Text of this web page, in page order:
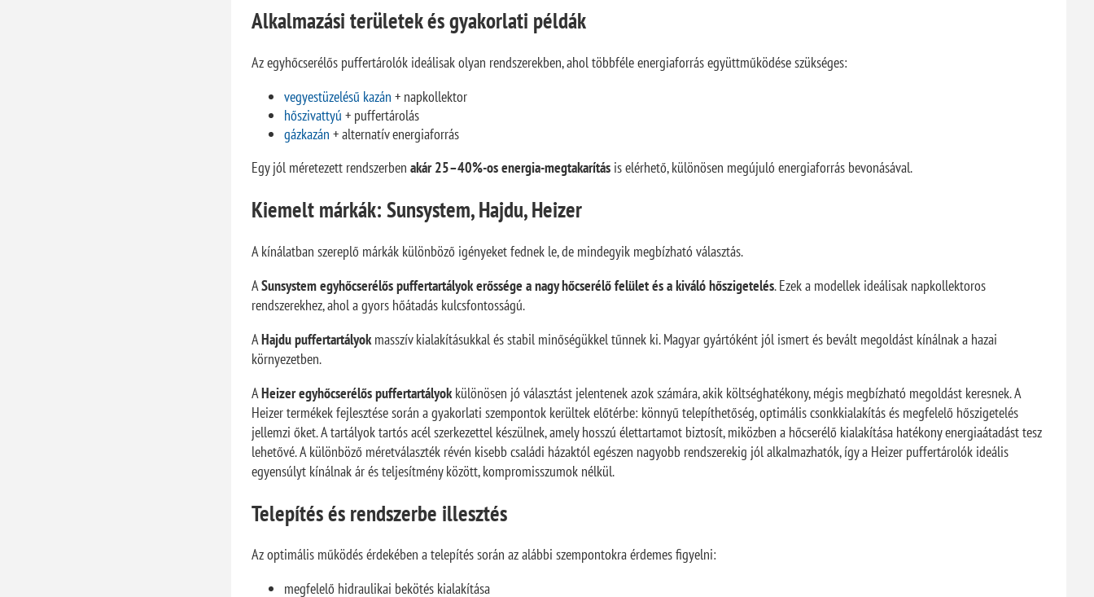
Alkalmazási területek és gyakorlati példák
Az egyhőcserélős puffertárolók ideálisak olyan rendszerekben, ahol többféle energiaforrás együttműködése szükséges:
vegyestüzelésű kazán + napkollektor
hőszivattyú + puffertárolás
gázkazán + alternatív energiaforrás
Egy jól méretezett rendszerben akár 25–40%-os energia-megtakarításis elérhető, különösen megújuló energiaforrás bevonásával.
Kiemelt márkák: Sunsystem, Hajdu, Heizer
A kínálatban szereplő márkák különböző igényeket fednek le, de mindegyik megbízható választás.
ASunsystem egyhőcserélős puffertartályok erőssége a nagy hőcserélő felület és a kiváló hőszigetelés. Ezek a modellek ideálisak napkollektoros
rendszerekhez, ahol a gyors hőátadás kulcsfontosságú.
AHajdu puffertartályokmasszív kialakításukkal és stabil minőségükkel tűnnek ki. Magyar gyártóként jól ismert és bevált megoldást kínálnak a hazai
környezetben.
AHeizer egyhőcserélős puffertartályokkülönösen jó választást jelentenek azok számára, akik költséghatékony, mégis megbízható megoldást keresnek. A
Heizer termékek fejlesztése során a gyakorlati szempontok kerültek előtérbe: könnyű telepíthetőség, optimális csonkkialakítás és megfelelő hőszigetelés
jellemzi őket. A tartályok tartós acél szerkezettel készülnek, amely hosszú élettartamot biztosít, miközben a hőcserélő kialakítása hatékony energiaátadást tesz
lehetővé. A különböző méretválaszték révén kisebb családi házaktól egészen nagyobb rendszerekig jól alkalmazhatók, így a Heizer puffertárolók ideális
egyensúlyt kínálnak ár és teljesítmény között, kompromisszumok nélkül.
Telepítés és rendszerbe illesztés
Az optimális működés érdekében a telepítés során az alábbi szempontokra érdemes figyelni:
megfelelő hidraulikai bekötés kialakítása